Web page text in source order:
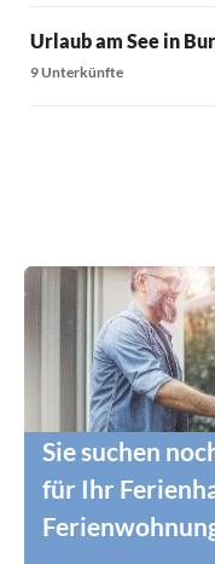
Urlaub am See in
9 Unterkünfte
Sie suchen
für Ihr